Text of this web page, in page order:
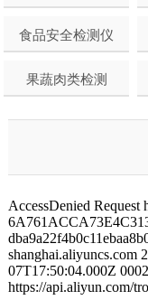
食品安全检测仪
果蔬肉类检测